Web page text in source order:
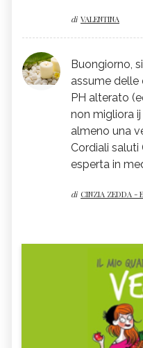
di VALENTINA
Buongiorno,
assume delle
PH alterato
non migliora
almeno una
Cordiali
esperta in
di CINZIA ZEDDA -